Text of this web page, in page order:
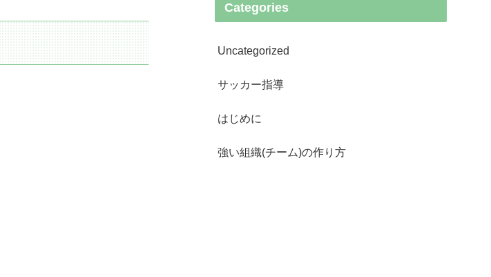
Categories
Uncategorized
サッカー指導
はじめに
強い組織(チーム)の作り方